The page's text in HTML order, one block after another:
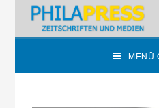
MENÜ